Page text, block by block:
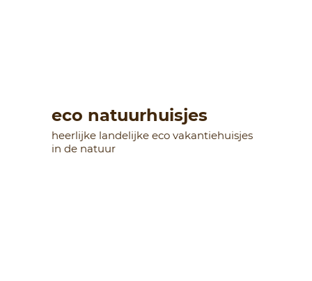
eco natuurhuisjes
heerlijke landelijke eco vakantiehuisjes
in de natuur